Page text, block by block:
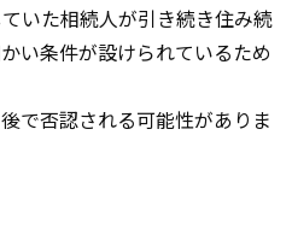
いた相続人が引き続き住み続
い条件が設けられているため
で否認される可能性がありま